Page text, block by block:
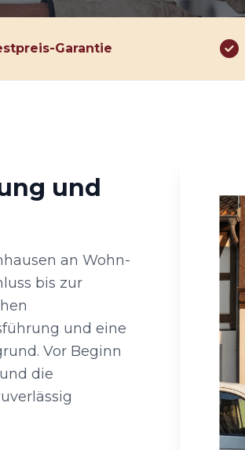
Garantie
und
an Wohn-
bis zur
und eine
Vor Beginn
die